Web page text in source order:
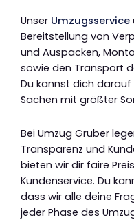
Unser Umzugsservice
Bereitstellung von
und Auspacken,
sowie den Transport
Du kannst dich darauf
Sachen mit größter
Bei Umzug Gruber
Transparenz und
bieten wir dir faire
Kundenservice. Du
dass wir alle deine
jeder Phase des